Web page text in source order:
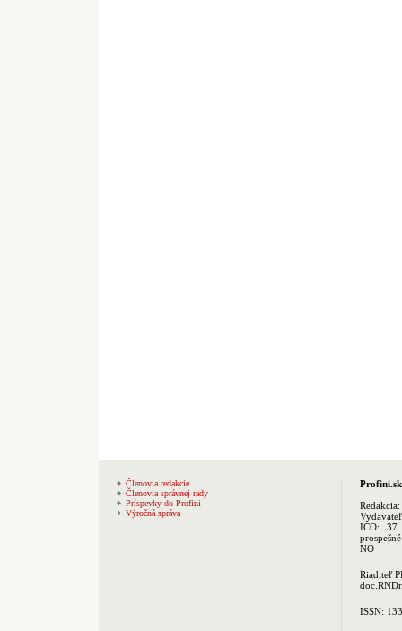
Členovia redakcie
Členovia správnej rady
Príspevky do Profini
Výročná správa
Profini.sk
Redakcia:
IČO: 37
NO
Riaditeľ
ISSN: